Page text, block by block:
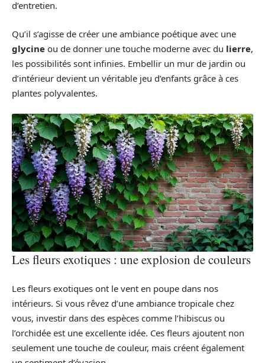
d’entretien.
Qu’il s’agisse de créer une ambiance poétique avec une
glycine ou de donner une touche moderne avec du lierre,
les possibilités sont infinies. Embellir un mur de jardin ou
d’intérieur devient un véritable jeu d’enfants grâce à ces
plantes polyvalentes.
Les fleurs exotiques : une explosion de couleurs
Les fleurs exotiques ont le vent en poupe dans nos
intérieurs. Si vous rêvez d’une ambiance tropicale chez
vous, investir dans des espèces comme l’hibiscus ou
l’orchidée est une excellente idée. Ces fleurs ajoutent non
seulement une touche de couleur, mais créent également